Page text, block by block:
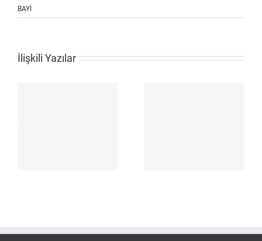
BAYİ
İlişkili Yazılar